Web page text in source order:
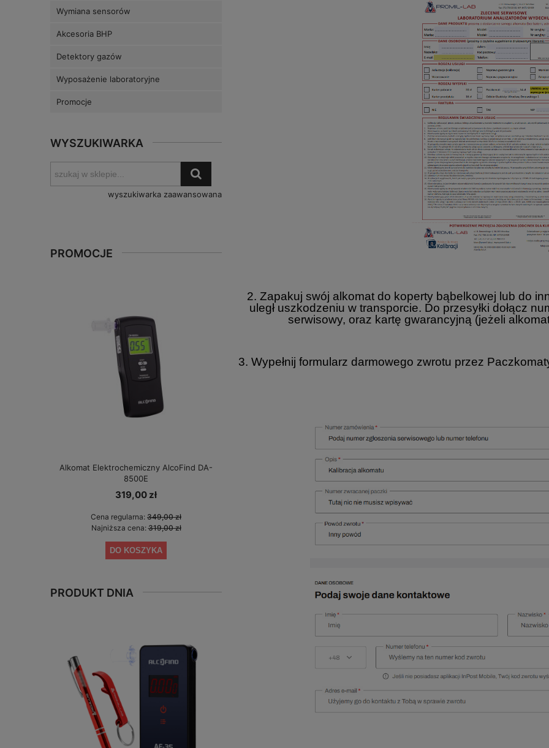
Wymiana sensorów
Akcesoria BHP
Detektory gazów
Wyposażenie laboratoryjne
Promocje
WYSZUKIWARKA
wyszukiwarka zaawansowana
PROMOCJE
Alkomat Elektrochemiczny AlcoFind DA-
8500E
319,00 zł
Cena regularna: 349,00 zł
Najniższa cena:319,00 zł
DO KOSZYKA
Alkomat elektrochemiczny AlcoFind PRO X-3
319,00 zł
319,00 zł
379,00 zł
PRODUKT DNIA
2. Zapakuj swój alkomat do koperty bąbelkowej lub do
uległ uszkodzeniu w transporcie. Do przesyłki dołącz
serwisowy, oraz kartę gwarancyjną (jeżeli
3. Wypełnij formularz darmowego zwrotu przez